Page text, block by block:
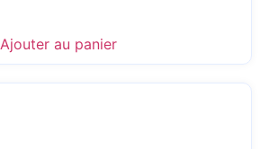
Ajouter au panier